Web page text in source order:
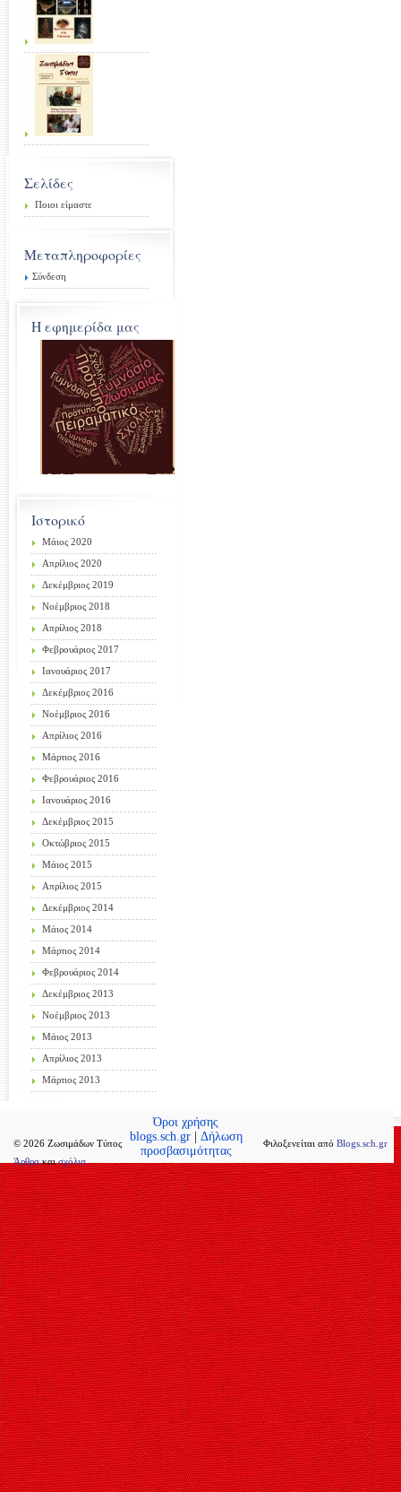
Η εφημερίδα μας
Ιστορικό
Μάιος 2020
Απρίλιος 2020
Δεκέμβριος 2019
Νοέμβριος 2018
Απρίλιος 2018
Φεβρουάριος 2017
Ιανουάριος 2017
Δεκέμβριος 2016
Νοέμβριος 2016
Απρίλιος 2016
Μάρτιος 2016
Φεβρουάριος 2016
Ιανουάριος 2016
Δεκέμβριος 2015
Οκτώβριος 2015
Μάιος 2015
Απρίλιος 2015
Δεκέμβριος 2014
Μάιος 2014
Μάρτιος 2014
Φεβρουάριος 2014
Δεκέμβριος 2013
Νοέμβριος 2013
Μάιος 2013
Απρίλιος 2013
Μάρτιος 2013
Σελίδες
Ποιοι είμαστε
Μεταπληροφορίες
Σύνδεση
© 2026 Ζωσιμάδων Τύπος
Άρθρα καισχόλια
Φιλοξενείται από Blogs.sch.gr
Όροι χρήσης
blogs.sch.gr| Δήλωση
προσβασιμότητας